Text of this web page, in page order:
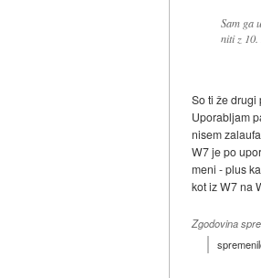
Sam ga
niti z
So ti že drugi
Uporabljam
nisem
W7 je po
meni - plus
kot iz W7 na
Zgodovina